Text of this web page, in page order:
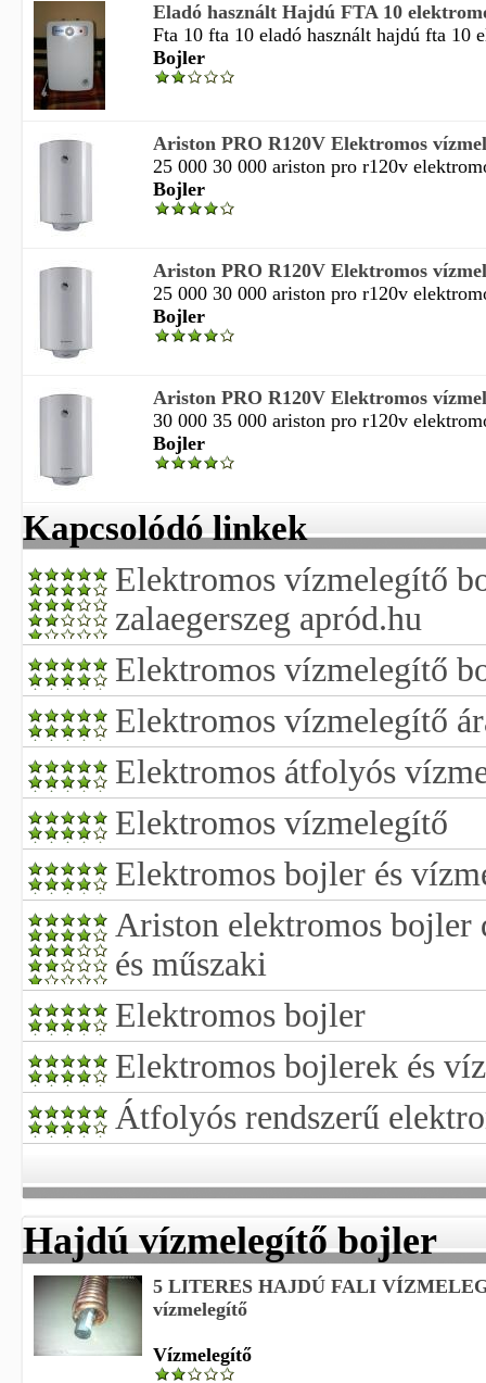
Eladó használt Hajdú FTA 10
Fta 10 fta 10 eladó használt hajdú fta 10
Bojler
Ariston PRO R120V Elektromos
25 000 30 000 ariston pro r120v
Bojler
Ariston PRO R120V Elektromos
25 000 30 000 ariston pro r120v
Bojler
Ariston PRO R120V Elektromos
30 000 35 000 ariston pro r120v
Bojler
Kapcsolódó linkek
Elektromos vízmelegítő
zalaegerszeg apród.hu
Elektromos vízmelegítő
Elektromos vízmelegítő
Elektromos átfolyós
Elektromos vízmelegítő
Elektromos bojler és
Ariston elektromos bojler
és műszaki
Elektromos bojler
Elektromos bojlerek és
Átfolyós rendszerű
Hajdú vízmelegítő bojler
5 LITERES HAJDÚ FALI
vízmelegítő
Vízmelegítő